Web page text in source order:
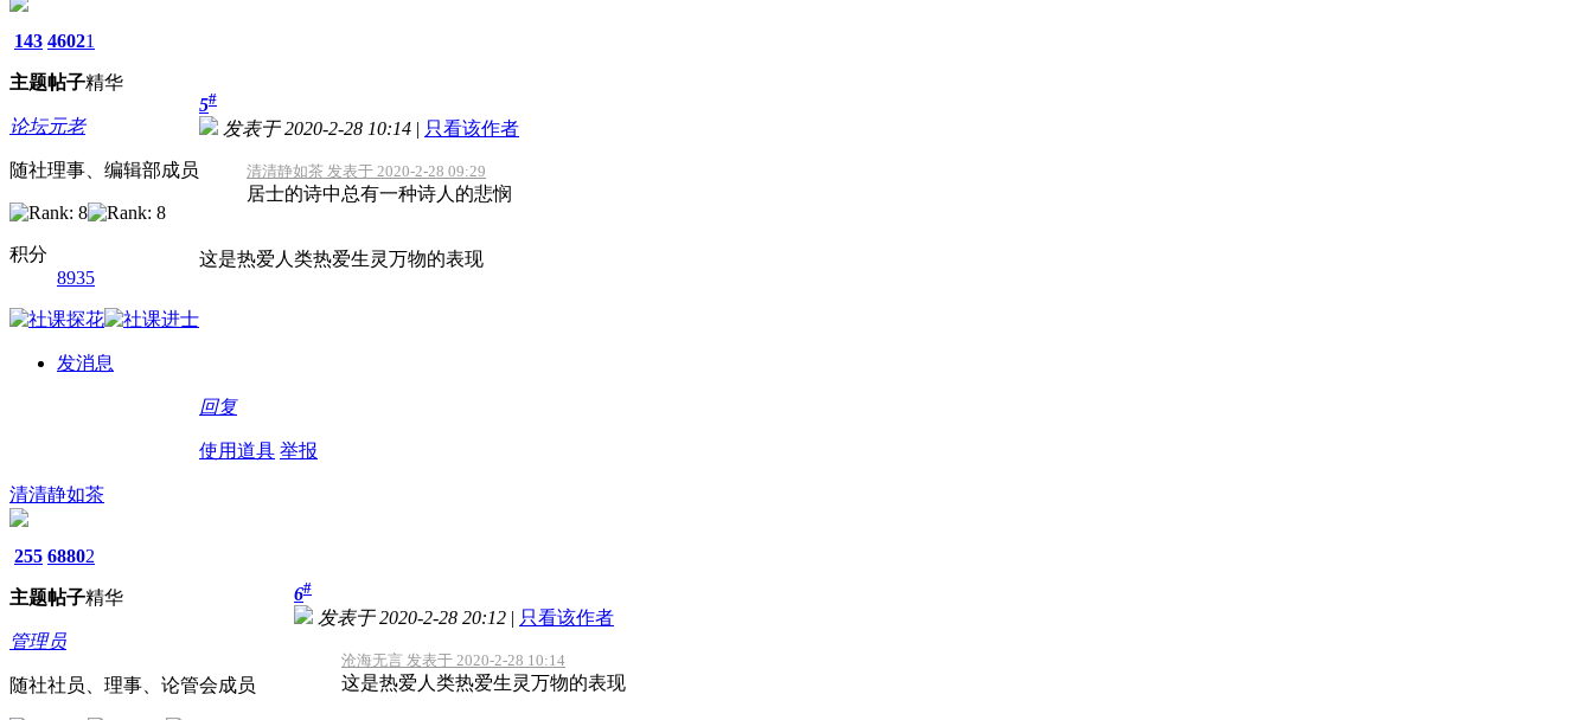
143
主题
4602
帖子
1
精华
论坛元老
随社理事、编辑部成员
积分
8935
发消息
5#
发表于 2020-2-28 10:14 | 只看该作者
清清静如茶 发表于 2020-2-28 09:29
居士的诗中总有一种诗人的悲悯
这是热爱人类热爱生灵万物的表现
回复
使用道具 举报
清清静如茶
255
主题
6880
帖子
2
精华
管理员
随社社员、理事、论管会成员
6#
发表于 2020-2-28 20:12 | 只看该作者
沧海无言 发表于 2020-2-28 10:14
这是热爱人类热爱生灵万物的表现